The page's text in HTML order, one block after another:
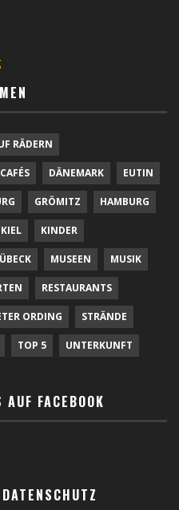
RÄDERN
CAFÉS DÄNEMARK EUTIN
GRÖMITZ HAMBURG
KIEL KINDER
MUSEEN MUSIK
RESTAURANTS
ORDING STRÄNDE
TOP 5 UNTERKUNFT
FACEBOOK